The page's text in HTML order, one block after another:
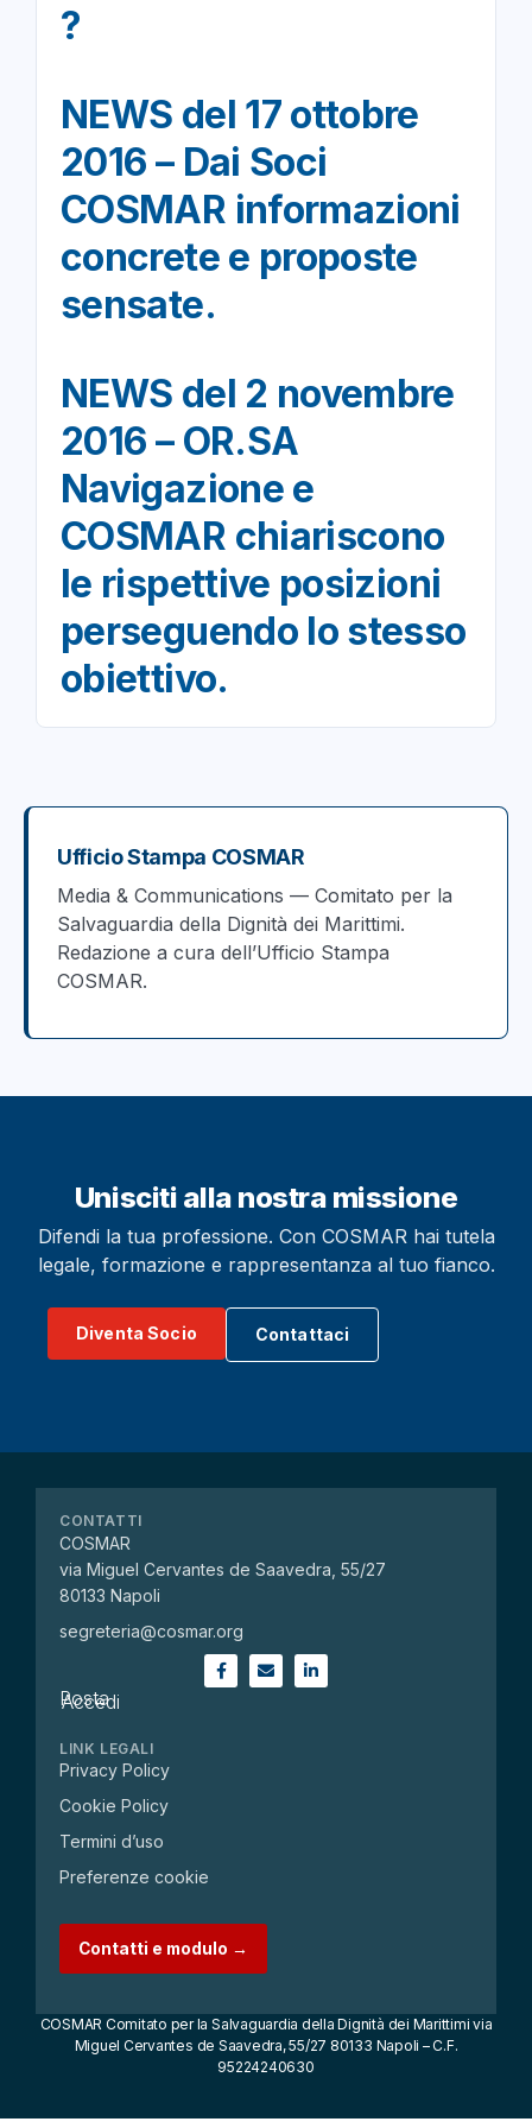
?
NEWS del 17 ottobre
2016 – Dai Soci
COSMAR informazioni
concrete e proposte
sensate.
NEWS del 2 novembre
2016 – OR.SA
Navigazione e
COSMAR chiariscono
le rispettive posizioni
perseguendo lo stesso
obiettivo.
Ufficio Stampa COSMAR
Media & Communications — Comitato per la
Salvaguardia della Dignità dei Marittimi.
Redazione a cura dell’Ufficio Stampa
COSMAR.
Unisciti alla nostra missione
Difendi la tua professione. Con COSMAR hai tutela
legale, formazione e rappresentanza al tuo fianco.
Diventa Socio Contattaci
CONTATTI
COSMAR
via Miguel Cervantes de Saavedra, 55/27
80133 Napoli
segreteria@cosmar.org
Posta
Accedi
LINK LEGALI
Privacy Policy
Cookie Policy
Termini d’uso
Preferenze cookie
Contatti e modulo →
COSMAR Comitato per la Salvaguardia della Dignità dei Marittimi via
Miguel Cervantes de Saavedra, 55/27 80133 Napoli – C.F.
95224240630